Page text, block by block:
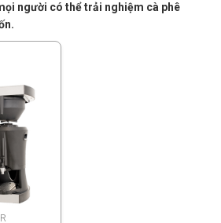
người có thể trải nghiệm cà phê